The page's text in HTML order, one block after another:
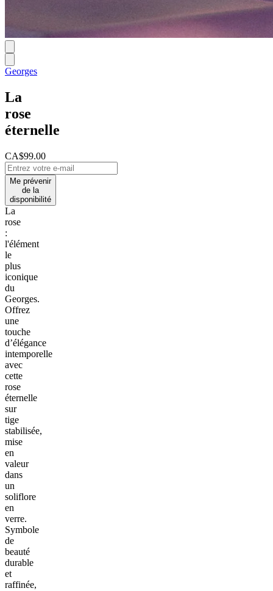
Georges
La
rose
éternelle
CA$99.00
Me prévenir
de la
disponibilité
La
rose
:
l'élément
le
plus
iconique
du
Georges.
Offrez
une
touche
d’élégance
intemporelle
avec
cette
rose
éternelle
sur
tige
stabilisée,
mise
en
valeur
dans
un
soliflore
en
verre.
Symbole
de
beauté
durable
et
raffinée,